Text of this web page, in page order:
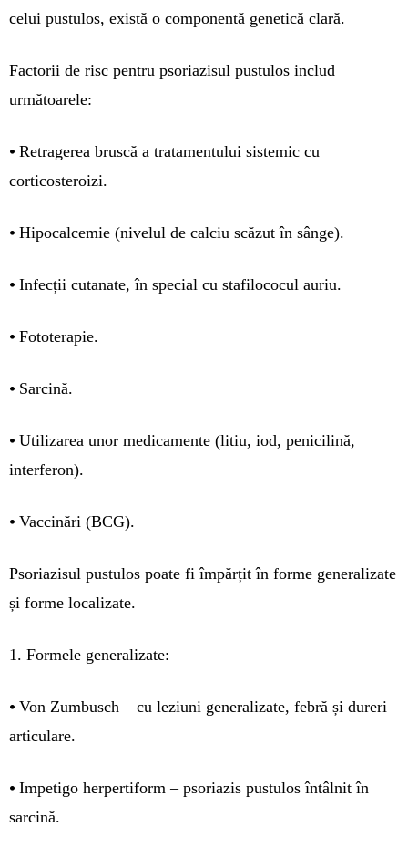
celui pustulos, există o componentă genetică clară.
Factorii de risc pentru psoriazisul pustulos includ
următoarele:
• Retragerea bruscă a tratamentului sistemic cu
corticosteroizi.
• Hipocalcemie (nivelul de calciu scăzut în sânge).
• Infecții cutanate, în special cu stafilococul auriu.
• Fototerapie.
• Sarcină.
• Utilizarea unor medicamente (litiu, iod, penicilină,
interferon).
• Vaccinări (BCG).
Psoriazisul pustulos poate fi împărțit în forme generalizate
și forme localizate.
1. Formele generalizate:
• Von Zumbusch – cu leziuni generalizate, febră și dureri
articulare.
• Impetigo herpertiform – psoriazis pustulos întâlnit în
sarcină.